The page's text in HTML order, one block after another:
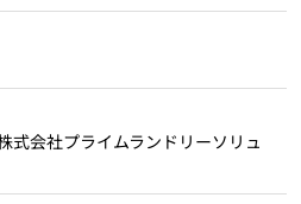
式会社プライムランドリーソリュ